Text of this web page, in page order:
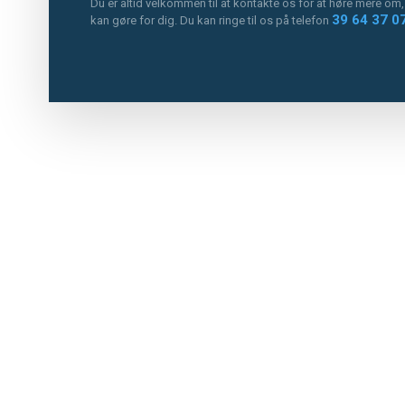
Du er altid velkommen til at kontakte os for at høre mere om,
kan gøre for dig. Du kan ringe til os på telefon 39 64 37